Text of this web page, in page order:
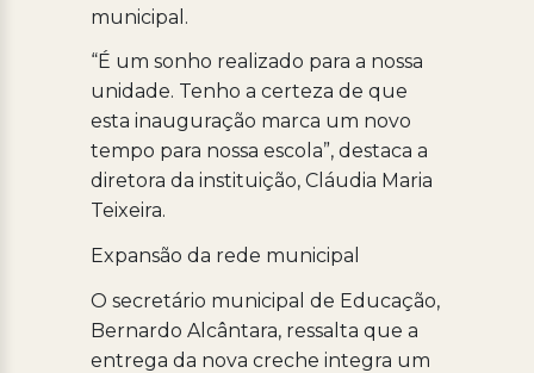
municipal.
“É um sonho realizado para a nossa
unidade. Tenho a certeza de que
esta inauguração marca um novo
tempo para nossa escola”, destaca a
diretora da instituição, Cláudia Maria
Teixeira.
Expansão da rede municipal
O secretário municipal de Educação,
Bernardo Alcântara, ressalta que a
entrega da nova creche integra um